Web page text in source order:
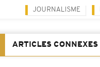
JOURNALISME
ARTICLES CONNEXES